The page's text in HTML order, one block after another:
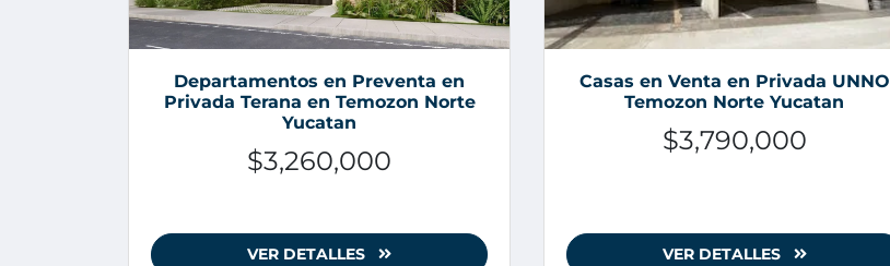
Departamentos en Preventa en
Privada Terana en Temozon Norte
Yucatan
$3,260,000
VER DETALLES
Casas en Venta en Privada UNNO
Temozon Norte Yucatan
$3,790,000
VER DETALLES